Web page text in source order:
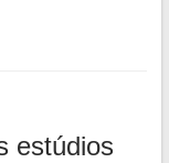
estúdios